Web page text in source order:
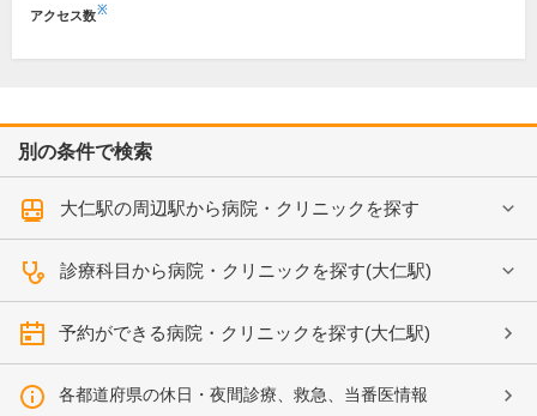
アクセス数※
別の条件で検索
大仁駅の周辺駅から病院・クリニックを探す
診療科目から病院・クリニックを探す(大仁駅)
予約ができる病院・クリニックを探す(大仁駅)
各都道府県の休日・夜間診療、救急、当番医情報